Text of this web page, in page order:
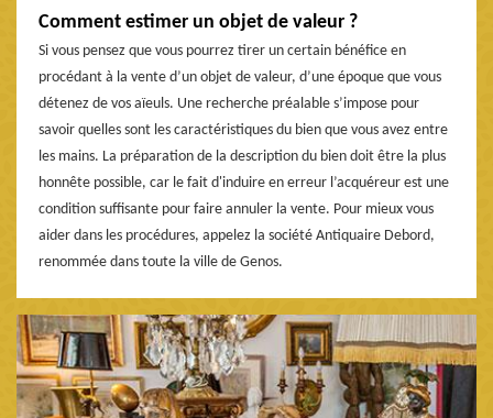
Comment estimer un objet de valeur ?
Si vous pensez que vous pourrez tirer un certain bénéfice en
procédant à la vente d’un objet de valeur, d’une époque que vous
détenez de vos aïeuls. Une recherche préalable s’impose pour
savoir quelles sont les caractéristiques du bien que vous avez entre
les mains. La préparation de la description du bien doit être la plus
honnête possible, car le fait d'induire en erreur l’acquéreur est une
condition suffisante pour faire annuler la vente. Pour mieux vous
aider dans les procédures, appelez la société Antiquaire Debord,
renommée dans toute la ville de Genos.